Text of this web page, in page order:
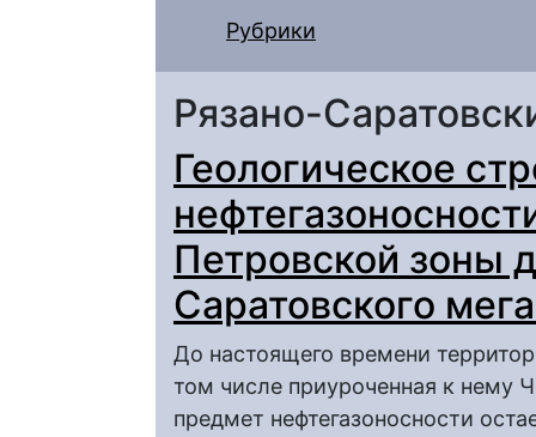
Рубрики
Рязано-
Геологическое
Петровской зоны
Саратовского
До настоящего времени
том числе приуроченная к нему
предмет нефтегазоносности